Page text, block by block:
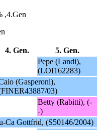
,4.Gen
4. Gen.
5. Gen.
Pepe (Landi),
(LOI162283)
(Gasperoni),
03)
Betty (Rabitti), (-
-)
Ca Gottfrid, (S50146/2004)